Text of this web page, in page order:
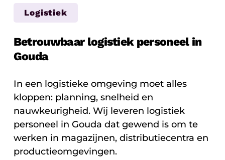
Logistiek
Betrouwbaar logistiek personeel in
Gouda
In een logistieke omgeving moet alles
kloppen: planning, snelheid en
nauwkeurigheid. Wij leveren logistiek
personeel in Gouda dat gewend is om te
werken in magazijnen, distributiecentra en
productieomgevingen.